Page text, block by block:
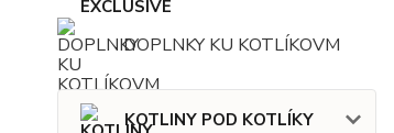
DOPLNKY KU KOTLÍKOVM
KOTLINY POD KOTLÍKY